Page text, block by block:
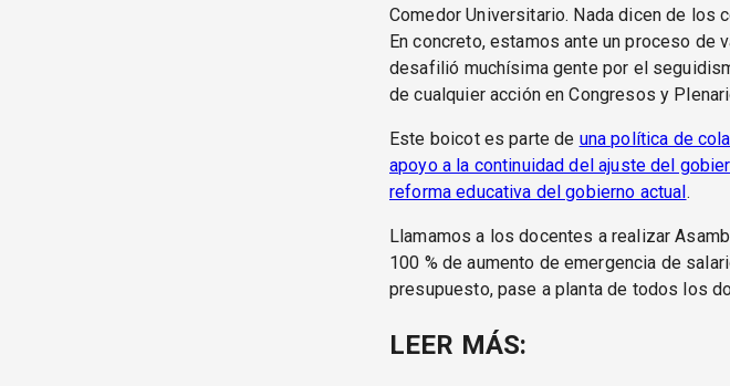
Comedor Universitario. Nada dicen de los
En concreto, estamos ante un proceso de
desafilió muchísima gente por el
de cualquier acción en Congresos y
Este boicot es parte de una política de
apoyo a la continuidad del ajuste del
reforma educativa del gobierno actual.
Llamamos a los docentes a realizar
100 % de aumento de emergencia de
presupuesto, pase a planta de todos los
LEER MÁS: